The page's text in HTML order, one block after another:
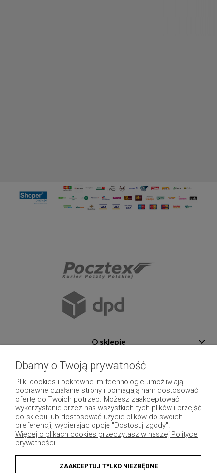
O sklepie
Płatność i dostawa
Moje konto
Pozostałe
Dbamy o Twoją prywatność
Pliki cookies i pokrewne im technologie umożliwiają
poprawne działanie strony i pomagają nam dostosować
ofertę do Twoich potrzeb. Możesz zaakceptować
wykorzystanie przez nas wszystkich tych plików i przejść
do sklepu lub dostosować użycie plików do swoich
preferencji, wybierając opcję "Dostosuj zgody".
Więcej o plikach cookies przeczytasz w naszej Polityce
prywatności.
ZAAKCEPTUJ TYLKO NIEZBĘDNE